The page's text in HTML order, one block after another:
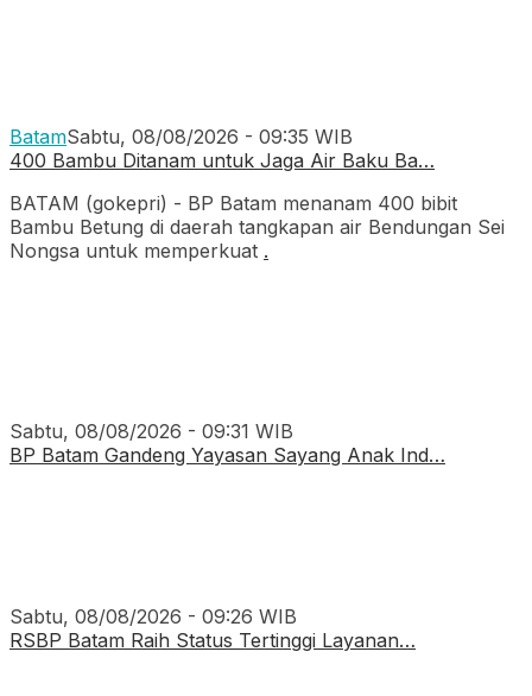
BatamSabtu, 08/08/2026 - 09:35 WIB
400 Bambu Ditanam untuk Jaga Air Baku Ba…
BATAM (gokepri) - BP Batam menanam 400 bibit
Bambu Betung di daerah tangkapan air Bendungan Sei
Nongsa untuk memperkuat .
Sabtu, 08/08/2026 - 09:31 WIB
BP Batam Gandeng Yayasan Sayang Anak Ind…
Sabtu, 08/08/2026 - 09:26 WIB
RSBP Batam Raih Status Tertinggi Layanan…